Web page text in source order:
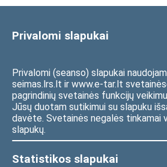
Privalomi slapukai
Privalomi (seanso) slapukai
seimas.lrs.lt ir www.e-tar.lt
pagrindinių svetainės funkcijų
Jūsų duotam sutikimui su slapuku
davėte. Svetainės negalės tinkamai
slapukų.
Statistikos slapukai
Statistika